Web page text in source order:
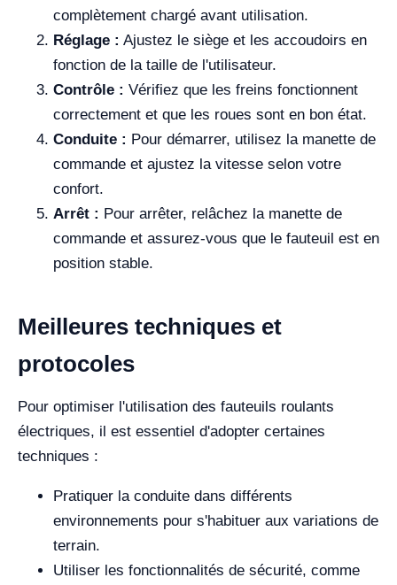
complètement chargé avant utilisation.
Réglage : Ajustez le siège et les accoudoirs en
fonction de la taille de l'utilisateur.
Contrôle : Vérifiez que les freins fonctionnent
correctement et que les roues sont en bon état.
Conduite : Pour démarrer, utilisez la manette de
commande et ajustez la vitesse selon votre
confort.
Arrêt : Pour arrêter, relâchez la manette de
commande et assurez-vous que le fauteuil est en
position stable.
Meilleures techniques et
protocoles
Pour optimiser l'utilisation des fauteuils roulants
électriques, il est essentiel d'adopter certaines
techniques :
Pratiquer la conduite dans différents
environnements pour s'habituer aux variations de
terrain.
Utiliser les fonctionnalités de sécurité, comme